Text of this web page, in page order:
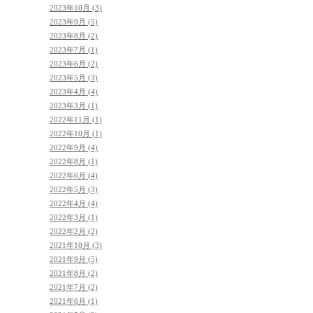
2023年10月 (3)
2023年9月 (5)
2023年8月 (2)
2023年7月 (1)
2023年6月 (2)
2023年5月 (3)
2023年4月 (4)
2023年3月 (1)
2022年11月 (1)
2022年10月 (1)
2022年9月 (4)
2022年8月 (1)
2022年6月 (4)
2022年5月 (3)
2022年4月 (4)
2022年3月 (1)
2022年2月 (2)
2021年10月 (3)
2021年9月 (5)
2021年8月 (2)
2021年7月 (2)
2021年6月 (1)